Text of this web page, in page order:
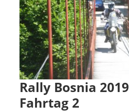
Rally Bosnia
Fahrtag 2